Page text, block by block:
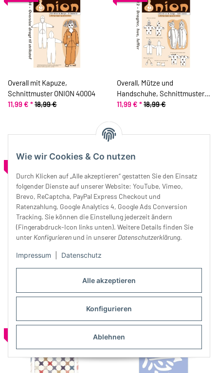
Alle akzeptieren
Konfigurieren
Ablehnen
Wie wir Cookies & Co nutzen
Durch Klicken auf „Alle akzeptieren“ gestatten Sie den Einsatz
folgender Dienste auf unserer Website: YouTube, Vimeo,
Brevo, ReCaptcha, PayPal Express Checkout und
Ratenzahlung, Google Analytics 4, Google Ads Conversion
Tracking. Sie können die Einstellung jederzeit ändern
(Fingerabdruck-Icon links unten). Weitere Details finden Sie
unter Konfigurieren und in unserer Datenschutzerklärung.
Impressum Datenschutz
Overall mit Kapuze,
Schnittmuster ONION 40004
11,99 € *18,99 €
Overall, Mütze und
Handschuhe, Schnittmuster
ONION 10012
11,99 € *18,99 €
Patchwork-Anleitung
FUNDAMENTALS, Quilt, Moda